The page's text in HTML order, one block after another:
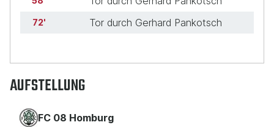
72 Tor durch Gerhard Pankotsch
AUFSTELLUNG
FC 08 Homburg